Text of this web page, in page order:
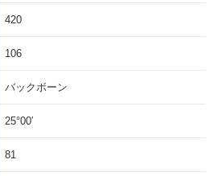
420
106
バックボーン
25°00′
81